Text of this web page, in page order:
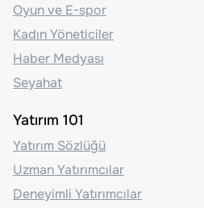
Oyun ve E-spor
Kadın Yöneticiler
Haber Medyası
Seyahat
Yatırım 101
Yatırım Sözlüğü
Uzman Yatırımcılar
Deneyimli Yatırımcılar